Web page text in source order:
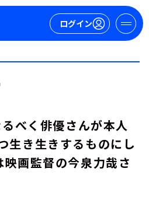
ログイン
るべく俳優さんが本人
生き生きするものにし
映画監督の今泉力哉さ